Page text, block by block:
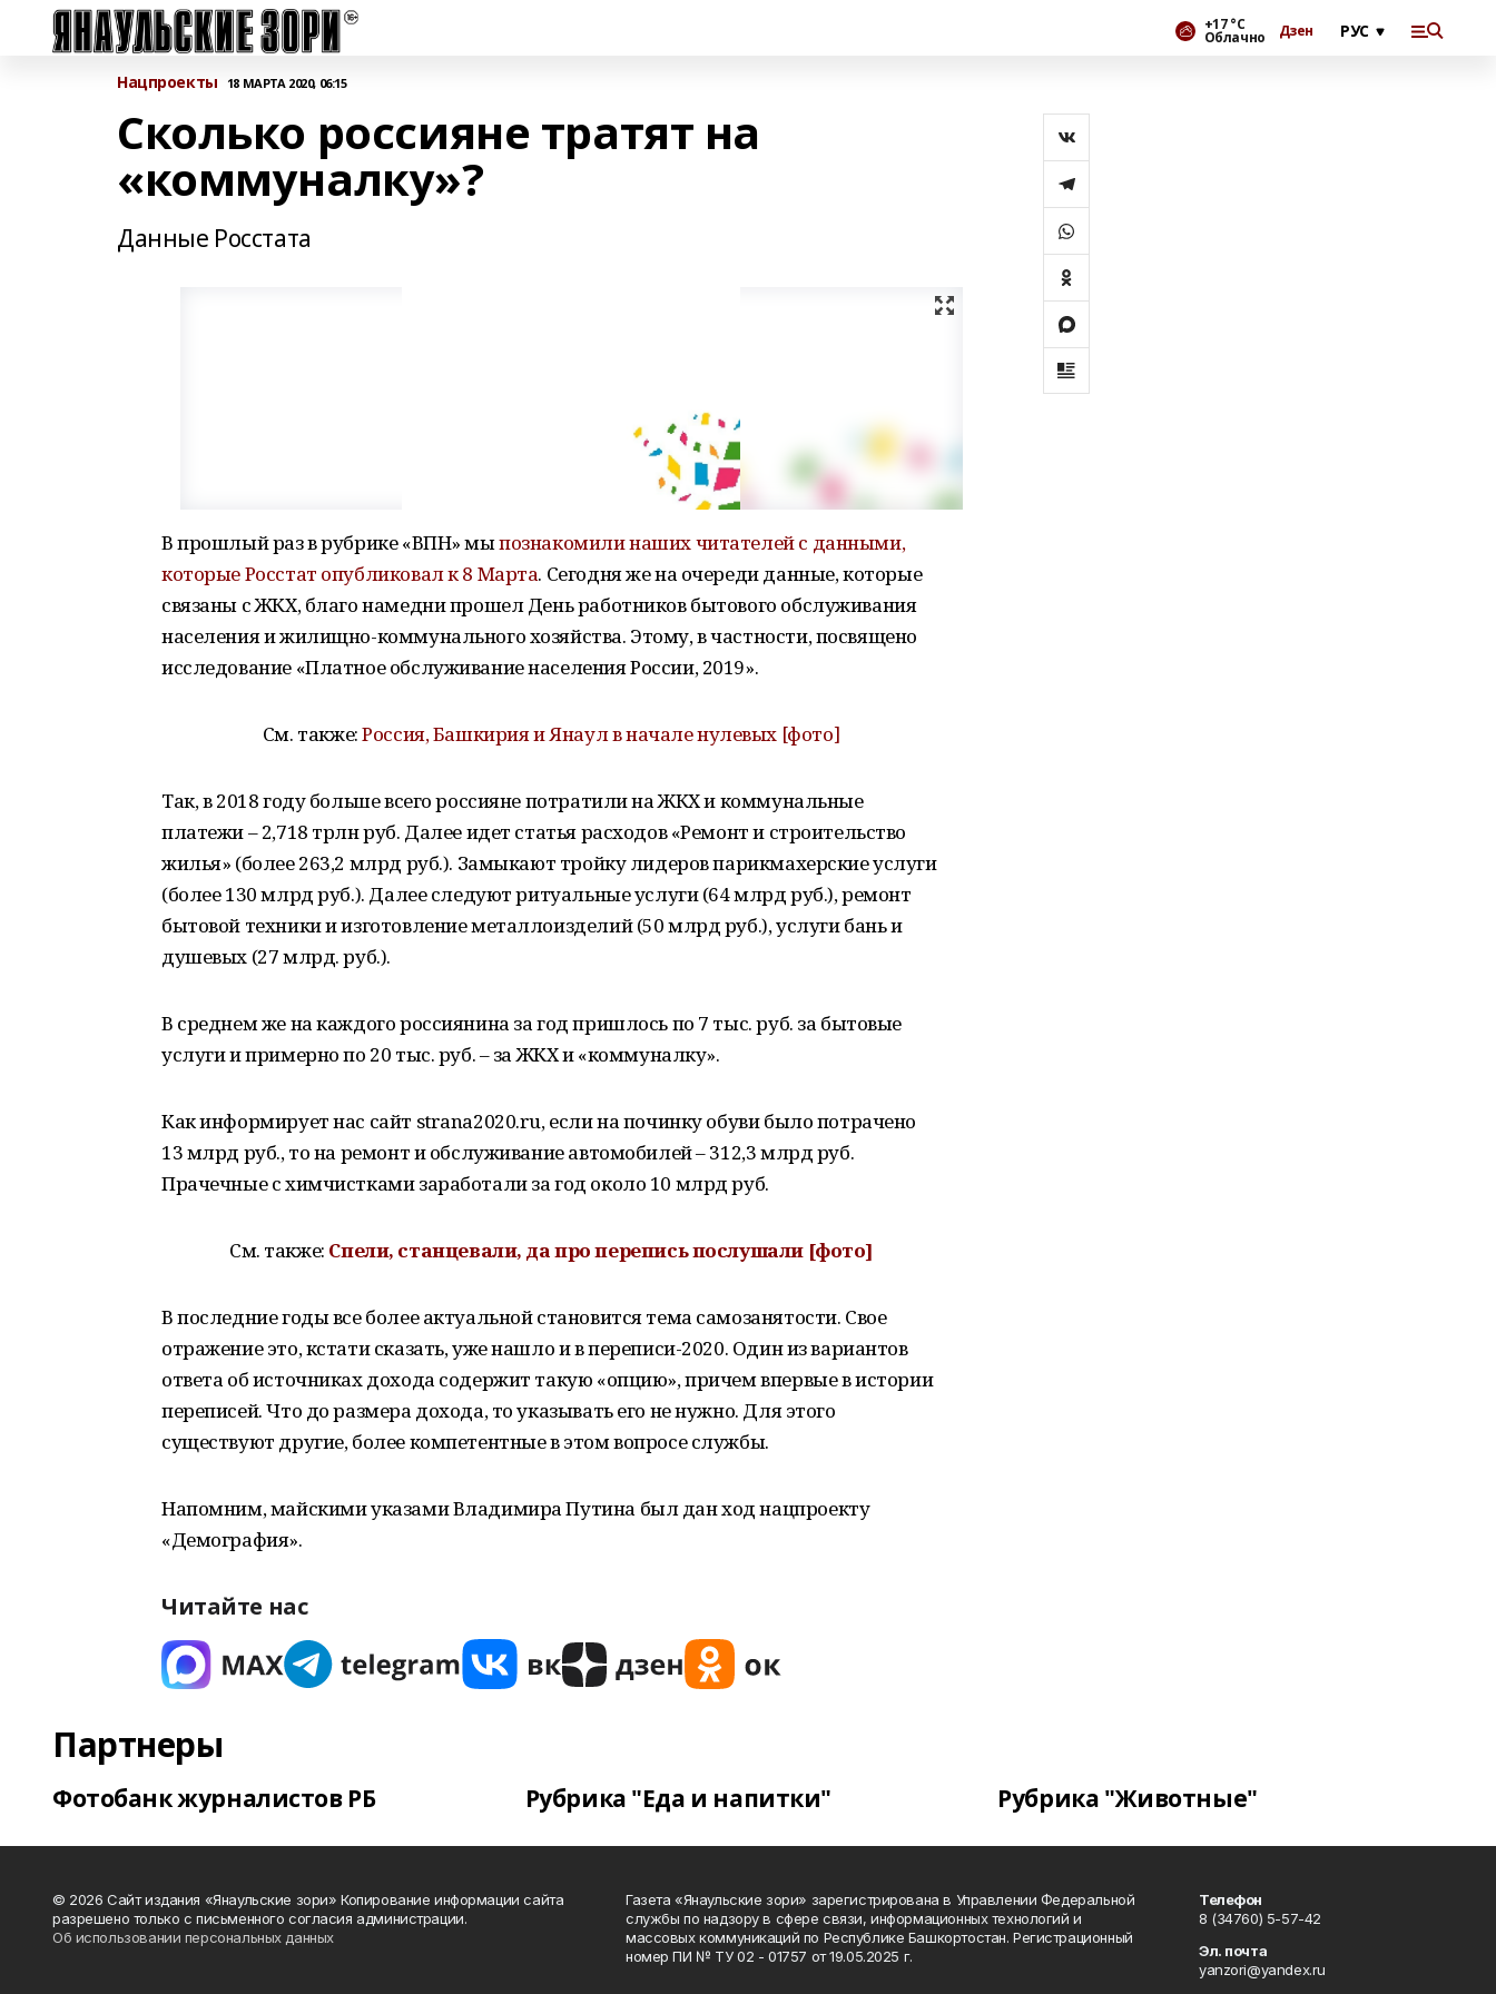
+17 °С
Облачно Дзен
Нацпроекты 18 МАРТА 2020, 06:15
Сколько россияне тратят на
«коммуналку»?
Данные Росстата
В прошлый раз в рубрике «ВПН» мыпознакомили наших читателей с данными,
которые Росстат опубликовал к 8 Марта. Сегодня же на очереди данные, которые
связаны с ЖКХ, благо намедни прошел День работников бытового обслуживания
населения и жилищно-коммунального хозяйства. Этому, в частности, посвящено
исследование «Платное обслуживание населения России, 2019».
См. также:Россия, Башкирия и Янаул в начале нулевых [фото]
Так, в 2018 году больше всего россияне потратили на ЖКХ и коммунальные
платежи – 2,718 трлн руб. Далее идет статья расходов «Ремонт и строительство
жилья» (более 263,2 млрд руб.). Замыкают тройку лидеров парикмахерские услуги
(более 130 млрд руб.). Далее следуют ритуальные услуги (64 млрд руб.), ремонт
бытовой техники и изготовление металлоизделий (50 млрд руб.), услуги бань и
душевых (27 млрд. руб.).
В среднем же на каждого россиянина за год пришлось по 7 тыс. руб. за бытовые
услуги и примерно по 20 тыс. руб. – за ЖКХ и «коммуналку».
Как информирует нас сайт strana2020.ru, если на починку обуви было потрачено
13 млрд руб., то на ремонт и обслуживание автомобилей – 312,3 млрд руб.
Прачечные с химчистками заработали за год около 10 млрд руб.
См. также: Спели, станцевали, да пропереписьпослушали [фото]
В последние годы все более актуальной становится тема самозанятости. Свое
отражение это, кстати сказать, уже нашло и в переписи-2020. Один из вариантов
ответа об источниках дохода содержит такую «опцию», причем впервые в истории
переписей. Что до размера дохода, то указывать его не нужно. Для этого
существуют другие, более компетентные в этом вопросе службы.
Напомним, майскими указами Владимира Путина был дан ход нацпроекту
«Демография».
Читайте нас
Партнеры
Фотобанк журналистов РБ Рубрика "Еда и напитки" Рубрика "Животные"
© 2026 Сайт издания «Янаульские зори» Копирование информации сайта
разрешено только с письменного согласия администрации.
Об использовании персональных данных
Газета «Янаульские зори» зарегистрирована в Управлении Федеральной
службы по надзору в сфере связи, информационных технологий и
массовых коммуникаций по Республике Башкортостан. Регистрационный
номер ПИ № ТУ 02 - 01757 от 19.05.2025 г.
Телефон
8 (34760) 5-57-42
Эл. почта
yanzori@yandex.ru